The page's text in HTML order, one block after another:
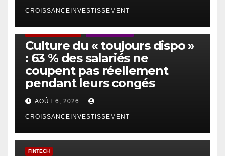
CROISSANCEINVESTISSEMENT
Culture du « toujours dispo »
: 63 % des salariés ne
coupent pas réellement
pendant leurs congés
AOÛT 6, 2026
CROISSANCEINVESTISSEMENT
FINTECH